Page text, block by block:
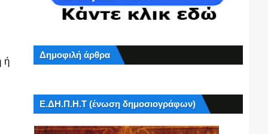
ή
Δημοφιλή άρθρα
Ε.ΔΗ.Π.Η.Τ (ένωση δημοσιογράφων)